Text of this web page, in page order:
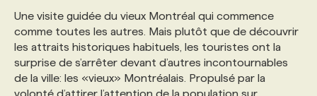
PRIX ET DISTINCTIONS
GEO/SEO
FAQ
FORMATIONS PERSONNALISÉES
NOS TARIFS
Une visite guidée du vieux Montréal qui commence
comme toutes les autres. Mais plutôt que de découvrir
les attraits historiques habituels, les touristes ont la
surprise de s’arrêter devant d’autres incontournables
de la ville: les «vieux» Montréalais. Propulsé par la
volonté d’attirer l’attention de la population sur